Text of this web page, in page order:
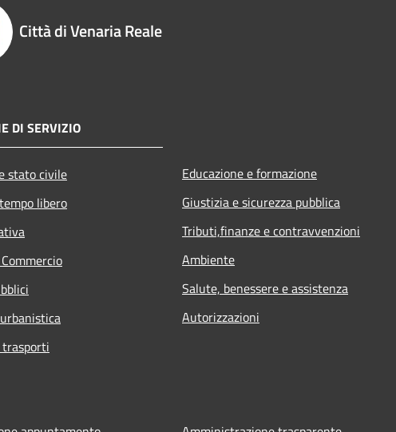
Città di Venaria Reale
DI SERVIZIO
stato civile
libero
Educazione e formazione
Giustizia e sicurezza pubblica
Tributi,finanze e contravvenzioni
Ambiente
Salute, benessere e assistenza
Autorizzazioni